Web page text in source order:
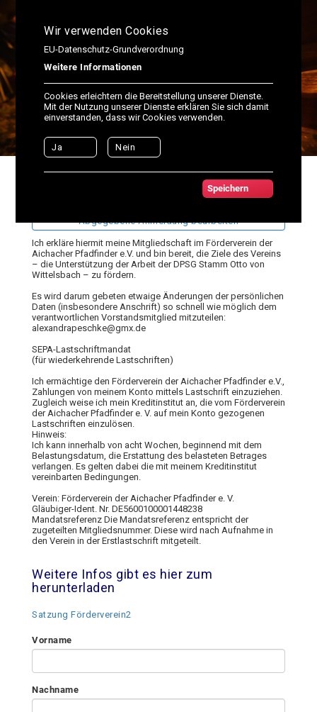
Abgegebene Anmeldung bearbeiten
Ich erkläre hiermit meine Mitgliedschaft im Förderverein der
Aichacher Pfadfinder e.V. und bin bereit, die Ziele des Vereins
– die Unterstützung der Arbeit der DPSG Stamm Otto von
Wittelsbach – zu fördern.
Es wird darum gebeten etwaige Änderungen der persönlichen
Daten (insbesondere Anschrift) so schnell wie möglich dem
verantwortlichen Vorstandsmitglied mitzuteilen:
alexandrapeschke@gmx.de
SEPA-Lastschriftmandat
(für wiederkehrende Lastschriften)
Ich ermächtige den Förderverein der Aichacher Pfadfinder e.V.,
Zahlungen von meinem Konto mittels Lastschrift einzuziehen.
Zugleich weise ich mein Kreditinstitut an, die vom Förderverein
der Aichacher Pfadfinder e. V. auf mein Konto gezogenen
Lastschriften einzulösen.
Hinweis:
Ich kann innerhalb von acht Wochen, beginnend mit dem
Belastungsdatum, die Erstattung des belasteten Betrages
verlangen. Es gelten dabei die mit meinem Kreditinstitut
vereinbarten Bedingungen.
Verein: Förderverein der Aichacher Pfadfinder e. V.
Gläubiger-Ident. Nr. DE5600100001448238
Mandatsreferenz Die Mandatsreferenz entspricht der
zugeteilten Mitgliedsnummer. Diese wird nach Aufnahme in
den Verein in der Erstlastschrift mitgeteilt.
Weitere Infos gibt es hier zum
herunterladen
Satzung Förderverein2
Vorname
Nachname
Wir verwenden Cookies
EU-Datenschutz-Grundverordnung
Weitere Informationen
Ja Nein
Cookies erleichtern die Bereitstellung unserer Dienste.
Mit der Nutzung unserer Dienste erklären Sie sich damit
einverstanden, dass wir Cookies verwenden.
Speichern